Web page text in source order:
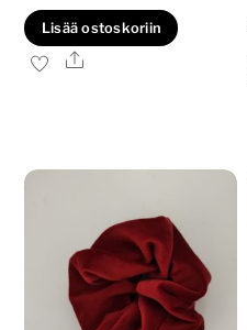
Lisää ostoskoriin
Ale